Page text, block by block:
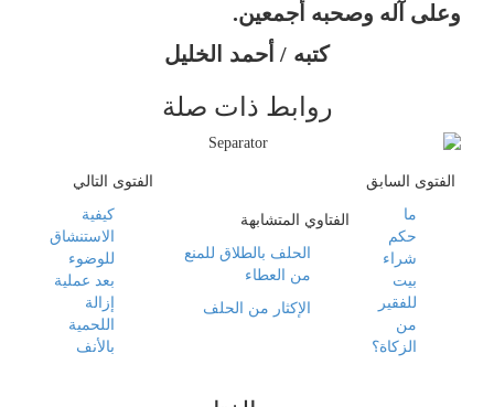
وعلى آله وصحبه أجمعين.
كتبه / أحمد الخليل
روابط ذات صلة
الفتوى السابق
ما
حكم
شراء
بيت
للفقير
من
الزكاة؟
الفتاوي المتشابهة
الحلف بالطلاق للمنع
من العطاء
الإكثار من الحلف
الفتوى التالي
كيفية
الاستنشاق
للوضوء
بعد عملية
إزالة
اللحمية
بالأنف